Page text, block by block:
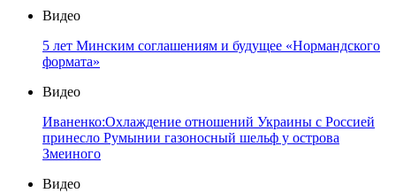
Видео
5 лет Минским соглашениям и будущее «Нормандского
формата»
Видео
Иваненко:Охлаждение отношений Украины с Россией
принесло Румынии газоносный шельф у острова
Змеиного
Видео